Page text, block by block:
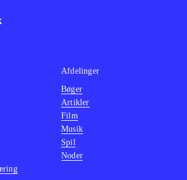
stylte og som
at forcere terrænet. De
er mange
og ædelsten gemt
med at der er
udfordrende boss'er
Musikken er
og de originale
er topklasse
Afdelinger
Bøger
Artikler
Film
Musik
Spil
Noder